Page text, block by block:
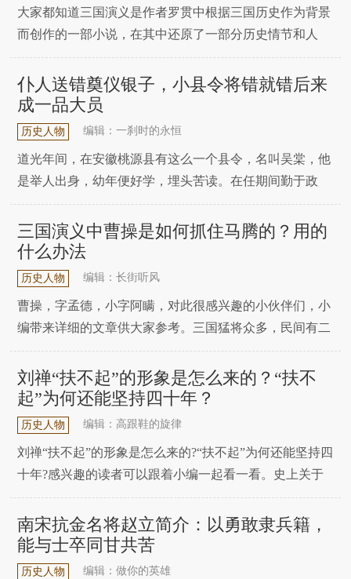
大家都知道三国演义是作者罗贯中根据三国历史作为背景
而创作的一部小说，在其中还原了一部分历史情节和人
物，但是这部书本身并非是史书。里面有很多的事情，甚
至是人物都是虚构出来的，比如著名的上将潘凤就是一个
完全虚构的人物。今天我就来说一位同样是三国中虚构的
人物，但是能力却比潘凤要强的很多，能够和张飞单挑数
回
仆人送错奠仪银子，小县令将错就错后来
成一品大员
历史人物 编辑：一刹时的永恒
道光年间，在安徽桃源县有这么一个县令，名叫吴棠，他
是举人出身，幼年便好学，埋头苦读。在任期间勤于政
务，经常化装出行，访贫问苦。尤其是亲治匪患和水患卓
有成效，在政界还是市井口碑都不错。吴县令不仅肯干，
情商也非常高。有一次，一位刘道台病亡，他的儿子乘着
船扶棺回籍，路经桃源县水域。手下报信给吴县令，吴县
令
三国演义中曹操是如何抓住马腾的？用的
什么办法
历史人物 编辑：长街听风
曹操，字孟德，小字阿瞒，对此很感兴趣的小伙伴们，小
编带来详细的文章供大家参考。三国猛将众多，民间有二
十四猛将排行榜，一吕二赵三典韦，四关五马六张飞等，
在这二十四人之外，其实，还有一个人很厉害，当时，曹
操为了抓住他，派出曹洪、许褚、夏侯渊和徐晃四员猛将
围攻，四面包围，另外，用乱箭将其战马射倒，这才将他
刘禅“扶不起”的形象是怎么来的？“扶不
起”为何还能坚持四十年？
历史人物 编辑：高跟鞋的旋律
刘禅“扶不起”的形象是怎么来的?“扶不起”为何还能坚持四
十年?感兴趣的读者可以跟着小编一起看一看。史上关于
刘禅的评价是非常差的，为何会这样呢?其实主要因为这
三件事。第一件就是在归降曹魏后，说了这样一句话：此
间乐，不思蜀。这句话表明了他的志向，只知玩乐而已。
第二件事就是他与那些昏君无异，重用黄皓这样的
南宋抗金名将赵立简介：以勇敢隶兵籍，
能与士卒同甘共苦
历史人物 编辑：做你的英雄